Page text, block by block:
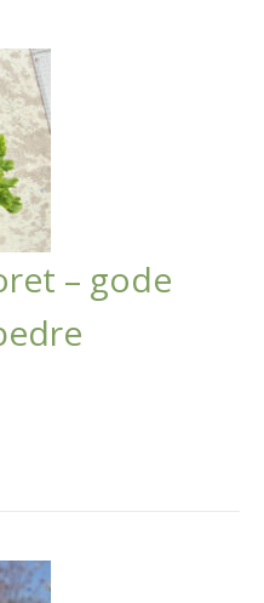
– gode